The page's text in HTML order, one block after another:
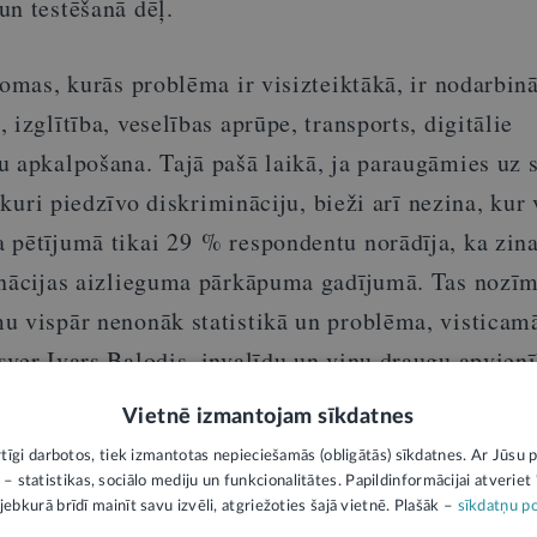
testēšanā dēļ.
kurās problēma ir visizteiktākā, ir
veselības aprūpe, transports, digitālie
Tajā pašā laikā, ja paraugāmies uz
piedzīvo diskrimināciju, bieži arī nezina, kur
pētījumā tikai 29 % respondentu norādīja, ka
aizlieguma pārkāpuma gadījumā. Tas
vispār nenonāk statistikā un problēma,
Ivars Balodis, invalīdu un viņu draugu
reālas sarunas, radot
Vietnē izmantojam sīkdatnes
darbotos, tiek izmantotas nepieciešamās (obligātās) sīkdatnes. Ar Jūsu
statistikas, sociālo mediju un funkcionalitātes. Papildinformācijai atveriet
brīdī mainīt savu izvēli, atgriežoties šajā vietnē. Plašāk – sīkdatņu